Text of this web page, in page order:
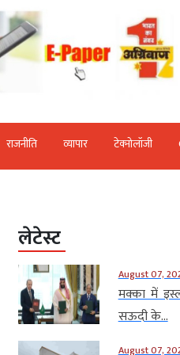
राजनीति व्‍यापार टेक्‍नोलॉजी
लेटेस्ट
August 07,
मक्का में
सऊदी के...
August 07,